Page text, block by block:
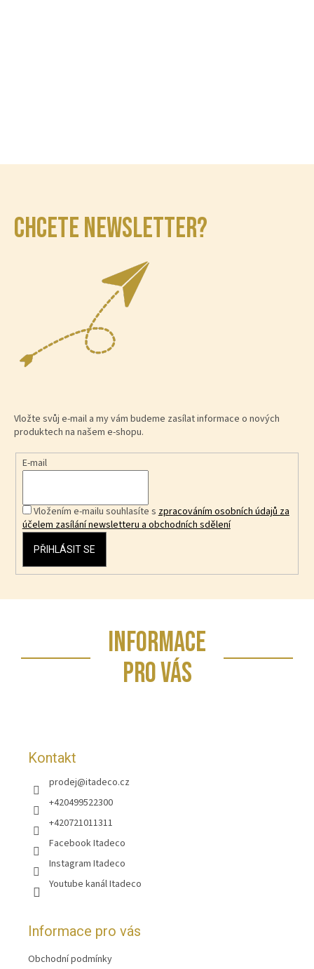
CHCETE NEWSLETTER?
Vložte svůj e-mail a my vám budeme zasílat informace o nových
produktech na našem e-shopu.
E-mail
Vložením e-mailu souhlasíte s zpracováním osobních údajů za
účelem zasílání newsletteru a obchodních sdělení
PŘIHLÁSIT SE
INFORMACE
PRO VÁS
Kontakt
prodej@itadeco.cz
+420499522300
+420721011311
Facebook Itadeco
Instagram Itadeco
Youtube kanál Itadeco
Informace pro vás
Obchodní podmínky